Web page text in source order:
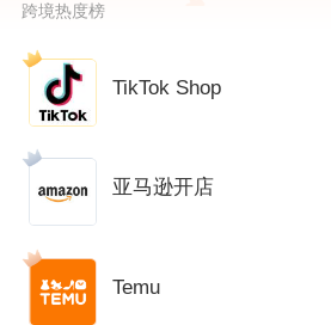
跨境热度榜
TikTok Shop
亚马逊开店
Temu